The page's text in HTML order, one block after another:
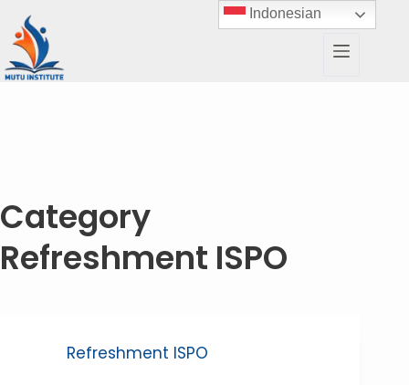
Category
Refreshment ISPO
Refreshment ISPO
Indonesian